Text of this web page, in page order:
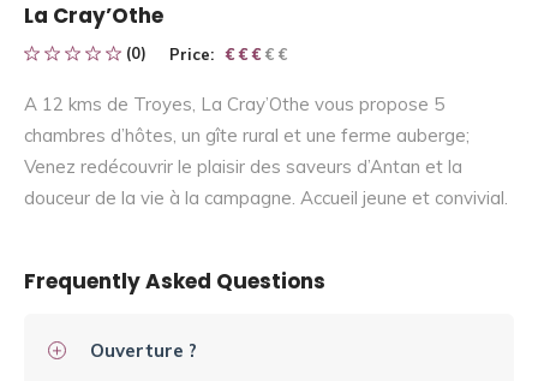
La Cray’Othe
(0) Price: € € € € €
€ € €
A 12 kms de Troyes, La Cray’Othe vous propose 5
chambres d’hôtes, un gîte rural et une ferme auberge;
Venez redécouvrir le plaisir des saveurs d’Antan et la
douceur de la vie à la campagne. Accueil jeune et convivial.
Frequently Asked Questions
Ouverture ?